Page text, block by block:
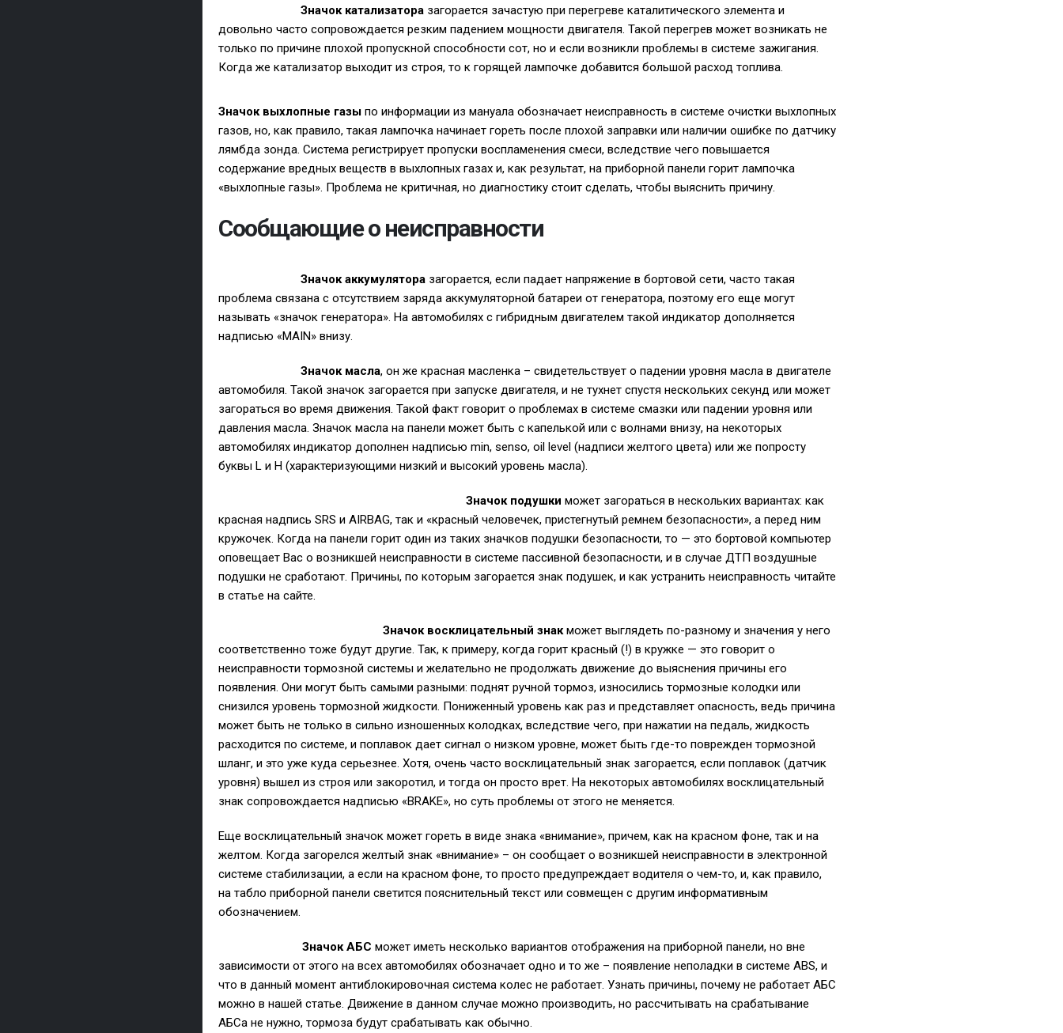
Значок катализатора загорается зачастую при перегреве каталитического элемента и
довольно часто сопровождается резким падением мощности двигателя. Такой перегрев может возникать не
только по причине плохой пропускной способности сот, но и если возникли проблемы в системе зажигания.
Когда же катализатор выходит из строя, то к горящей лампочке добавится большой расход топлива.
Значок выхлопные газы по информации из мануала обозначает неисправность в системе очистки выхлопных
газов, но, как правило, такая лампочка начинает гореть после плохой заправки или наличии ошибке по датчику
лямбда зонда. Система регистрирует пропуски воспламенения смеси, вследствие чего повышается
содержание вредных веществ в выхлопных газах и, как результат, на приборной панели горит лампочка
«выхлопные газы». Проблема не критичная, но диагностику стоит сделать, чтобы выяснить причину.
Сообщающие о неисправности
Значок аккумулятора загорается, если падает напряжение в бортовой сети, часто такая
проблема связана с отсутствием заряда аккумуляторной батареи от генератора, поэтому его еще могут
называть «значок генератора». На автомобилях с гибридным двигателем такой индикатор дополняется
надписью «MAIN» внизу.
Значок масла, он же красная масленка – свидетельствует о падении уровня масла в двигателе
автомобиля. Такой значок загорается при запуске двигателя, и не тухнет спустя нескольких секунд или может
загораться во время движения. Такой факт говорит о проблемах в системе смазки или падении уровня или
давления масла. Значок масла на панели может быть с капелькой или с волнами внизу, на некоторых
автомобилях индикатор дополнен надписью min, senso, oil level (надписи желтого цвета) или же попросту
буквы L и H (характеризующими низкий и высокий уровень масла).
Значок подушки может загораться в нескольких вариантах: как
красная надпись SRS и AIRBAG, так и «красный человечек, пристегнутый ремнем безопасности», а перед ним
кружочек. Когда на панели горит один из таких значков подушки безопасности, то — это бортовой компьютер
оповещает Вас о возникшей неисправности в системе пассивной безопасности, и в случае ДТП воздушные
подушки не сработают. Причины, по которым загорается знак подушек, и как устранить неисправность читайте
в статье на сайте.
Значок восклицательный знакможет выглядеть по-разному и значения у него
соответственно тоже будут другие. Так, к примеру, когда горит красный (!) в кружке — это говорит о
неисправности тормозной системы и желательно не продолжать движение до выяснения причины его
появления. Они могут быть самыми разными: поднят ручной тормоз, износились тормозные колодки или
снизился уровень тормозной жидкости. Пониженный уровень как раз и представляет опасность, ведь причина
может быть не только в сильно изношенных колодках, вследствие чего, при нажатии на педаль, жидкость
расходится по системе, и поплавок дает сигнал о низком уровне, может быть где-то поврежден тормозной
шланг, и это уже куда серьезнее. Хотя, очень часто восклицательный знак загорается, если поплавок (датчик
уровня) вышел из строя или закоротил, и тогда он просто врет. На некоторых автомобилях восклицательный
знак сопровождается надписью «BRAKE», но суть проблемы от этого не меняется.
Еще восклицательный значок может гореть в виде знака «внимание», причем, как на красном фоне, так и на
желтом. Когда загорелся желтый знак «внимание» – он сообщает о возникшей неисправности в электронной
системе стабилизации, а если на красном фоне, то просто предупреждает водителя о чем-то, и, как правило,
на табло приборной панели светится пояснительный текст или совмещен с другим информативным
обозначением.
Значок АБС может иметь несколько вариантов отображения на приборной панели, но вне
зависимости от этого на всех автомобилях обозначает одно и то же – появление неполадки в системе ABS, и
что в данный момент антиблокировочная система колес не работает. Узнать причины, почему не работает АБС
можно в нашей статье. Движение в данном случае можно производить, но рассчитывать на срабатывание
АБСа не нужно, тормоза будут срабатывать как обычно.